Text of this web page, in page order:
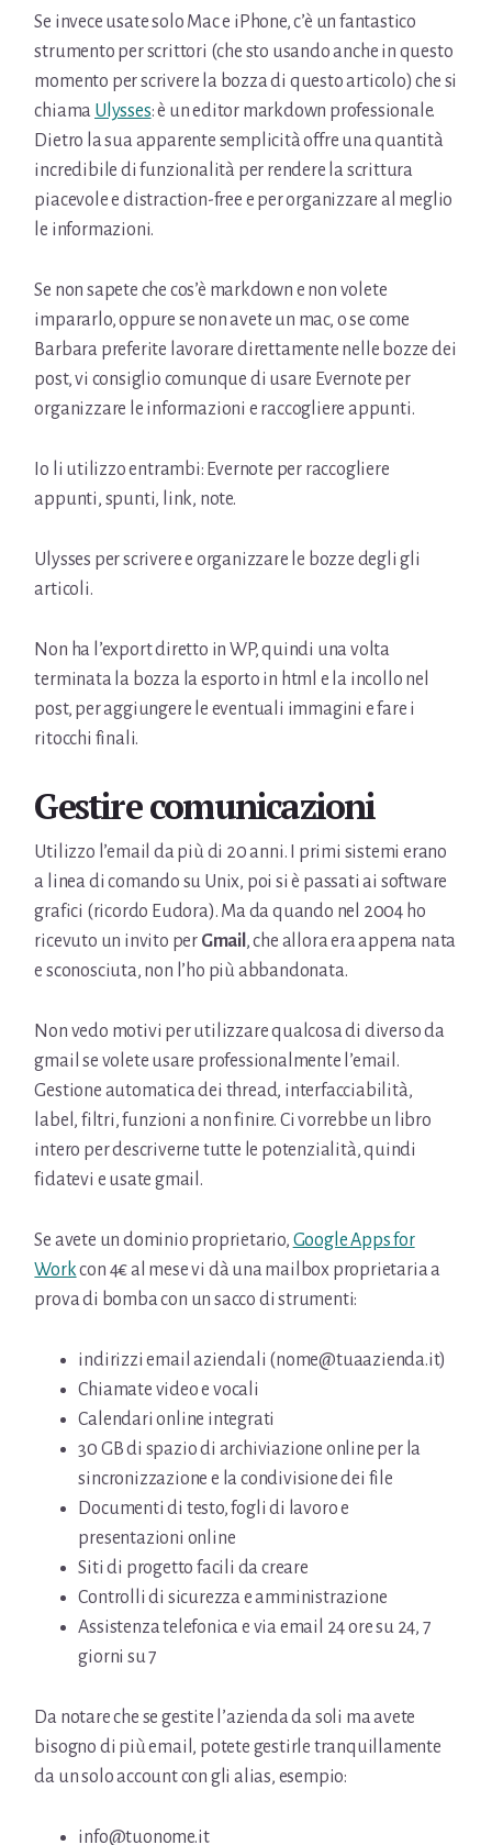
Se invece usate solo Mac e iPhone, c’è un fantastico
strumento per scrittori (che sto usando anche in questo
momento per scrivere la bozza di questo articolo) che si
chiama Ulysses: è un editor markdown professionale.
Dietro la sua apparente semplicità offre una quantità
incredibile di funzionalità per rendere la scrittura
piacevole e distraction-free e per organizzare al meglio
le informazioni.
Se non sapete che cos’è markdown e non volete
impararlo, oppure se non avete un mac, o se come
Barbara preferite lavorare direttamente nelle bozze dei
post, vi consiglio comunque di usare Evernote per
organizzare le informazioni e raccogliere appunti.
Io li utilizzo entrambi: Evernote per raccogliere
appunti, spunti, link, note.
Ulysses per scrivere e organizzare le bozze degli gli
articoli.
Non ha l’export diretto in WP, quindi una volta
terminata la bozza la esporto in html e la incollo nel
post, per aggiungere le eventuali immagini e fare i
ritocchi finali.
Gestire comunicazioni
Utilizzo l’email da più di 20 anni. I primi sistemi erano
a linea di comando su Unix, poi si è passati ai software
grafici (ricordo Eudora). Ma da quando nel 2004 ho
ricevuto un invito per Gmail , che allora era appena nata
e sconosciuta, non l’ho più abbandonata.
Non vedo motivi per utilizzare qualcosa di diverso da
gmail se volete usare professionalmente l’email.
Gestione automatica dei thread, interfacciabilità,
label, filtri, funzioni a non finire. Ci vorrebbe un libro
intero per descriverne tutte le potenzialità, quindi
fidatevi e usate gmail.
Se avete un dominio proprietario, Google Apps for
Workcon 4€ al mese vi dà una mailbox proprietaria a
prova di bomba con un sacco di strumenti:
indirizzi email aziendali (nome@tuaazienda.it)
Chiamate video e vocali
Calendari online integrati
30 GB di spazio di archiviazione online per la
sincronizzazione e la condivisione dei file
Documenti di testo, fogli di lavoro e
presentazioni online
Siti di progetto facili da creare
Controlli di sicurezza e amministrazione
Assistenza telefonica e via email 24 ore su 24, 7
giorni su 7
Da notare che se gestite l’azienda da soli ma avete
bisogno di più email, potete gestirle tranquillamente
da un solo account con gli alias, esempio:
info@tuonome.it